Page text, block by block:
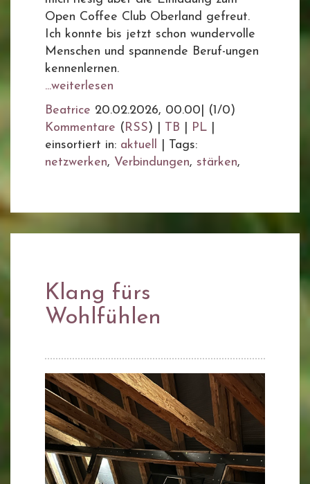
Open Coffee Club Oberland gefreut.
Ich konnte bis jetzt schon wundervolle
Menschen und spannende Beruf-ungen
kennenlernen.
...weiterlesen
Beatrice 20.02.2026, 00.00
(1/0)
Kommentare ( RSS) | TB PL
einsortiert in: aktuell
Tags:
netzwerken, Verbindungen, stärken,
Klang fürs
Wohlfühlen